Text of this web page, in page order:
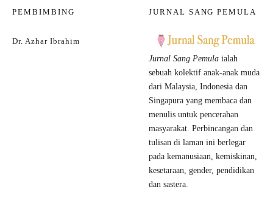
PEMBIMBING
Dr. Azhar Ibrahim
JURNAL SANG PEMULA
Jurnal Sang Pemula ialah
sebuah kolektif anak-anak muda
dari Malaysia, Indonesia dan
Singapura yang membaca dan
menulis untuk pencerahan
masyarakat. Perbincangan dan
tulisan di laman ini berlegar
pada kemanusiaan, kemiskinan,
kesetaraan, gender, pendidikan
dan sastera.